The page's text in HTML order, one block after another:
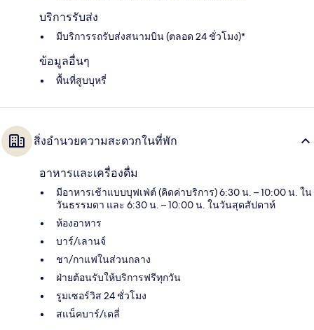
บริการรับส่ง
มีบริการรถรับส่งสนามบิน (ตลอด 24 ชั่วโมง)*
ข้อมูลอื่นๆ
พื้นที่สูบบุหรี่
สิ่งอำนวยความสะดวกในที่พัก
อาหารและเครื่องดื่ม
มีอาหารเช้าแบบบุฟเฟ่ต์ (คิดค่าบริการ) 6:30 น. – 10:00 น. ใน
วันธรรมดา และ 6:30 น. – 10:00 น. ในวันสุดสัปดาห์
ห้องอาหาร
บาร์/เลานจ์
ชา/กาแฟในส่วนกลาง
ฝ่ายต้อนรับให้บริการฟรีทุกวัน
รูมเซอร์วิส 24 ชั่วโมง
สแน็คบาร์/เดลี่